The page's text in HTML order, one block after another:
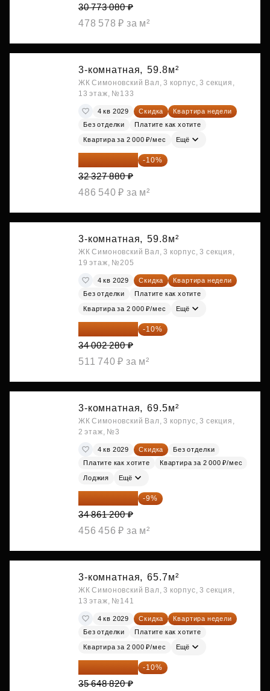
30 773 080 ₽
478 578 ₽ за м²
3-комнатная, 59.8м²
ЖК Симоновский Вал, 3 корпус, 3 секция,
13 этаж, №133
4 кв 2029 Скидка
Квартира недели
Без отделки
Платите как хотите
Квартира за 2 000 ₽/мес Ещё
29 095 092 ₽ -10%
32 327 880 ₽
486 540 ₽ за м²
3-комнатная, 59.8м²
ЖК Симоновский Вал, 3 корпус, 3 секция,
19 этаж, №205
4 кв 2029 Скидка
Квартира недели
Без отделки
Платите как хотите
Квартира за 2 000 ₽/мес Ещё
30 602 052 ₽ -10%
34 002 280 ₽
511 740 ₽ за м²
3-комнатная, 69.5м²
ЖК Симоновский Вал, 3 корпус, 3 секция,
2 этаж, №3
4 кв 2029 Скидка
Без отделки
Платите как хотите
Квартира за 2 000 ₽/мес
Лоджия Ещё
31 723 692 ₽ -9%
34 861 200 ₽
456 456 ₽ за м²
3-комнатная, 65.7м²
ЖК Симоновский Вал, 3 корпус, 3 секция,
13 этаж, №141
4 кв 2029 Скидка
Квартира недели
Без отделки
Платите как хотите
Квартира за 2 000 ₽/мес Ещё
32 083 938 ₽ -10%
35 648 820 ₽